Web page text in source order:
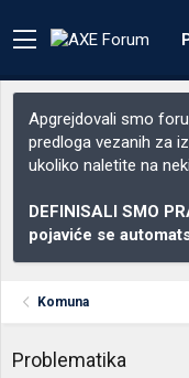
Apgrejdovali smo
predloga vezanih za
ukoliko naletite na
DEFINISALI SMO
pojaviće se
Komuna
Problematika